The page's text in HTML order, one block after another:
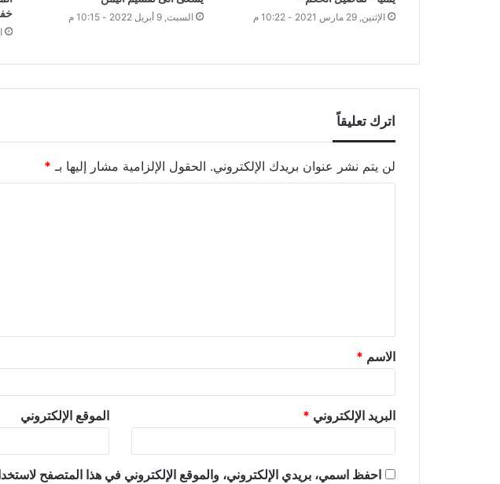
الإثنين, 29 مارس 2021 - 10:22 م السبت, 9 أبريل 2022 - 10:15 م
اترك تعليقاً
لن يتم نشر عنوان بريدك الإلكتروني. الحقول الإلزامية مشار إليها بـ *
الاسم *
البريد الإلكتروني * الموقع الإلكتروني
احفظ اسمي، بريدي الإلكتروني، والموقع الإلكتروني في هذا المتصفح